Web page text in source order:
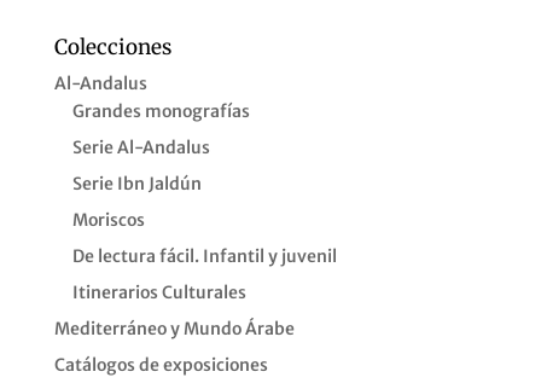
Colecciones
Al-Andalus
Grandes monografías
Serie Al-Andalus
Serie Ibn Jaldún
Moriscos
De lectura fácil. Infantil y juvenil
Itinerarios Culturales
Mediterráneo y Mundo Árabe
Catálogos de exposiciones